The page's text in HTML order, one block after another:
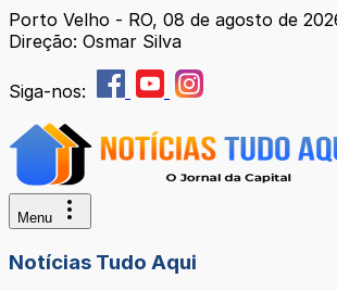
Porto Velho - RO, 08 de agosto de
Direção: Osmar Silva
Siga-nos:
Menu
Notícias Tudo Aqui